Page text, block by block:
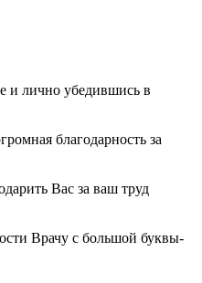
и лично убедившись в
благодарность за
Вас за ваш труд
Врачу с большой буквы-